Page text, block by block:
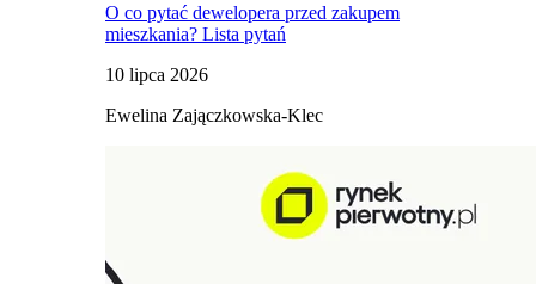
O co pytać dewelopera przed zakupem
mieszkania? Lista pytań
10 lipca 2026
Ewelina Zajączkowska-Klec